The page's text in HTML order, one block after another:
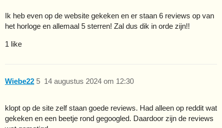
Ik heb even op de website gekeken en er staan 6 reviews op van
het horloge en allemaal 5 sterren! Zal dus dik in orde zijn!!
1 like
Wiebe22 14 augustus 2024 om 12:30
5
klopt op de site zelf staan goede reviews. Had alleen op reddit wat
gekeken en een beetje rond gegoogled. Daardoor zijn de reviews